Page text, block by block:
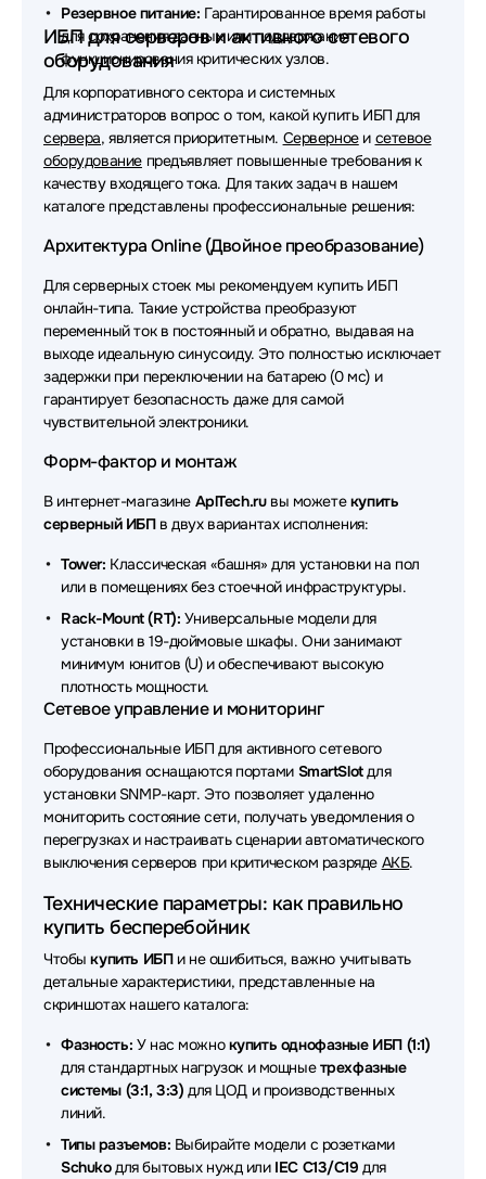
Источники бесперебойного питания (ИБП - UPS)
Legrand
Источники бесперебойного питания (ИБП - UPS)
SMARTWATT
Источники бесперебойного питания (ИБП - UPS) ITK
Источники бесперебойного питания (ИБП - UPS)
Vertiv
Источники бесперебойного питания (ИБП - UPS)
Источники бесперебойного питания (ИБП - UPS)
ELTENA
Источники бесперебойного питания (ИБП - UPS)
MARSRIVA
ACD
Источники бесперебойного питания (ИБП - UPS)
Astergo
Источники бесперебойного питания (ИБП - UPS)
ADC
Источники бесперебойного питания (ИБП - UPS)
Raskat
Источники бесперебойного питания (ИБП - UPS)
Источники бесперебойного питания (ИБП - UPS)
Borri
Источники бесперебойного питания (ИБП - UPS)
Delta Battery
Источники бесперебойного питания (ИБП - UPS) 2E
Источники бесперебойного питания (ИБП - UPS)
VOLTA
Источники бесперебойного питания (ИБП - UPS)
Источники бесперебойного питания (ИБП - UPS)
Сайбер Электро
Источники бесперебойного питания (ИБП - UPS)
CBR
Резервное питание: Гарантированное время работы
для сохранения данных или поддержания
функционирования критических узлов.
ИБП для серверов и активного сетевого
оборудования
Для корпоративного сектора и системных
администраторов вопрос о том, какой купить ИБП для
сервера, является приоритетным. Серверноеи сетевое
оборудованиепредъявляет повышенные требования к
качеству входящего тока. Для таких задач в нашем
каталоге представлены профессиональные решения:
Архитектура Online (Двойное преобразование)
Для серверных стоек мы рекомендуем купить ИБП
онлайн-типа. Такие устройства преобразуют
переменный ток в постоянный и обратно, выдавая на
выходе идеальную синусоиду. Это полностью исключает
задержки при переключении на батарею (0 мс) и
гарантирует безопасность даже для самой
чувствительной электроники.
Форм-фактор и монтаж
В интернет-магазине AplTech.ruвы можетекупить
серверный ИБПв двух вариантах исполнения:
Tower: Классическая «башня» для установки на пол
или в помещениях без стоечной инфраструктуры.
Rack-Mount (RT): Универсальные модели для
установки в 19-дюймовые шкафы. Они занимают
минимум юнитов (U) и обеспечивают высокую
плотность мощности.
Сетевое управление и мониторинг
Профессиональные ИБП для активного сетевого
оборудования оснащаются портами SmartSlotдля
установки SNMP-карт. Это позволяет удаленно
мониторить состояние сети, получать уведомления о
перегрузках и настраивать сценарии автоматического
выключения серверов при критическом разряде АКБ.
Технические параметры: как правильно
купить бесперебойник
Чтобыкупить ИБПи не ошибиться, важно учитывать
детальные характеристики, представленные на
скриншотах нашего каталога:
Фазность: У нас можнокупить однофазные ИБП (1:1)
для стандартных нагрузок и мощныетрехфазные
системы (3:1, 3:3) для ЦОД и производственных
линий.
Типы разъемов: Выбирайте модели с розетками
Schukoдля бытовых нужд или IEC C13/C19 для